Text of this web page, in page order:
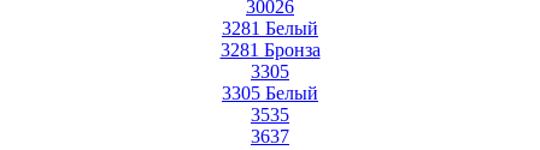
30026
3281 Белый
3281 Бронза
3305
3305 Белый
3535
3637